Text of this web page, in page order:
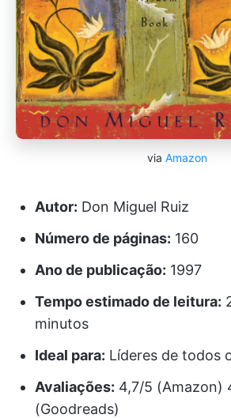
via Amazon
Autor: Don Miguel Ruiz
Número de páginas: 160
Ano de publicação: 1997
Tempo estimado de leitura:
minutos
Ideal para: Líderes de todos
Avaliações: 4,7/5 (Amazon)
(Goodreads)